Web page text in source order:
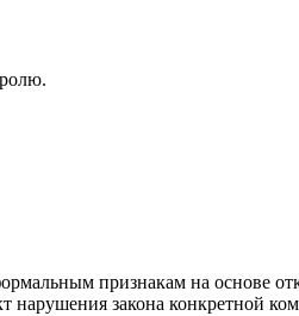
признакам на основе
закона конкретной